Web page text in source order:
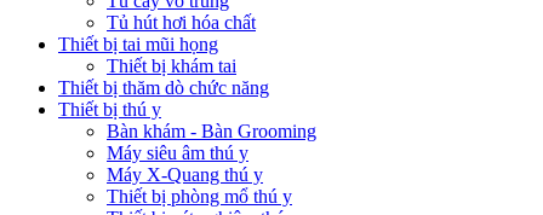
Tủ hút hơi hóa chất
Thiết bị tai mũi họng
Thiết bị khám tai
Thiết bị thăm dò chức năng
Thiết bị thú y
Bàn khám - Bàn Grooming
Máy siêu âm thú y
Máy X-Quang thú y
Thiết bị phòng mổ thú y